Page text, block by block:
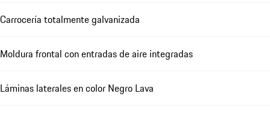
Carrocería totalmente galvanizada
Moldura frontal con entradas de aire integradas
Láminas laterales en color Negro Lava